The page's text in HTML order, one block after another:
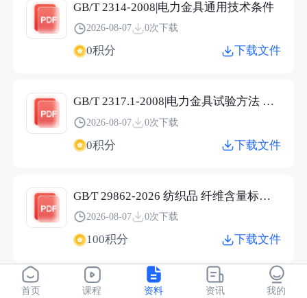
GB/T 2314-2008|电力金具通用技术条件
2026-08-07 0次下载
0积分 下载文件
GB/T 2317.1-2008|电力金具试验方法 第1部分：机械试验
2026-08-07 0次下载
0积分 下载文件
GB∕T 29862-2026 纺织品 纤维含量标识技术规范.pdf
2026-08-07 0次下载
100积分 下载文件
JC/T 2304-2015|建筑用保温隔热玻璃技术条件
首页 课程 资料 资讯 我的